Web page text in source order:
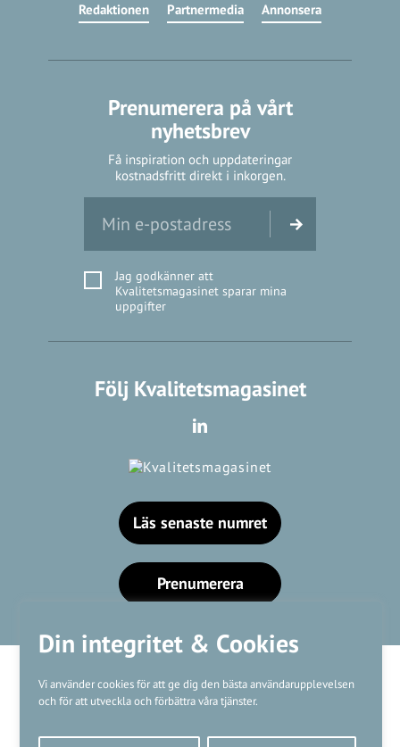
Din integritet & Cookies
Vi använder cookies för att ge dig den bästa användarupplevelsen
och för att utveckla och förbättra våra tjänster.
Redaktionen Partnermedia Annonsera
Prenumerera på vårt
nyhetsbrev
Få inspiration och uppdateringar
kostnadsfritt direkt i inkorgen.
Jag godkänner att
Kvalitetsmagasinet sparar mina
uppgifter
Följ Kvalitetsmagasinet
Läs senaste numret
Prenumerera